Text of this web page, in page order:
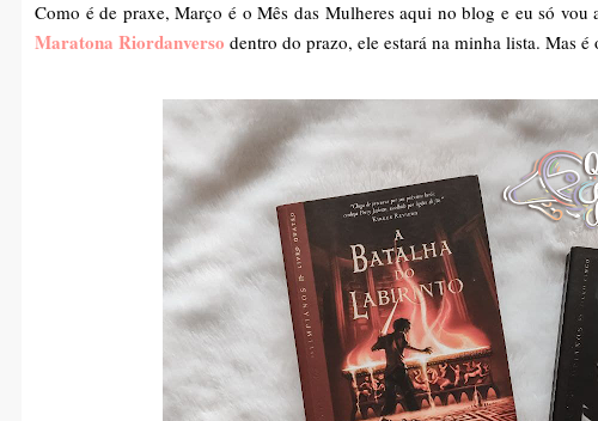
Como é de praxe, Março é o Mês das Mulheres aqui no blog e eu só
Maratona Riordanverso dentro do prazo, ele estará na minha lista. Mas